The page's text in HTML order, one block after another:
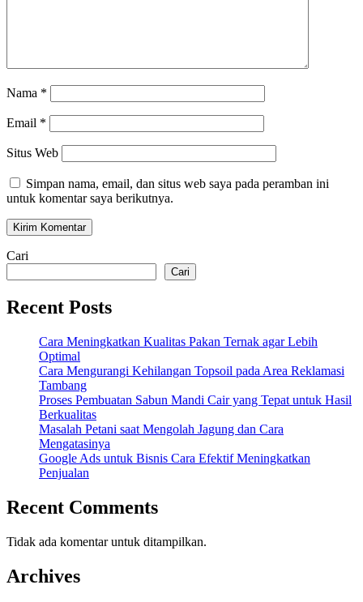
Nama *
Email *
Situs Web
Simpan nama, email, dan situs web saya pada peramban ini
untuk komentar saya berikutnya.
Cari
Cari
Recent Posts
Cara Meningkatkan Kualitas Pakan Ternak agar Lebih
Optimal
Cara Mengurangi Kehilangan Topsoil pada Area Reklamasi
Tambang
Proses Pembuatan Sabun Mandi Cair yang Tepat untuk Hasil
Berkualitas
Masalah Petani saat Mengolah Jagung dan Cara
Mengatasinya
Google Ads untuk Bisnis Cara Efektif Meningkatkan
Penjualan
Recent Comments
Tidak ada komentar untuk ditampilkan.
Archives